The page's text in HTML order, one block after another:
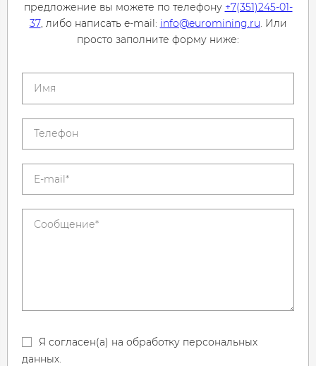
предложение вы можете по телефону +7(351)245-01-
37, либо написать e-mail: info@euromining.ru. Или
просто заполните форму ниже:
Я согласен(а) на обработку персональных
данных.